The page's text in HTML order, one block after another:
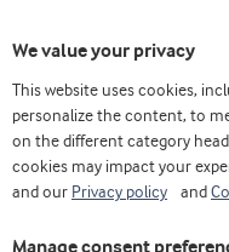
Casa Nosotros
Press releases
No solo para bebés: Arla Foods
durante toda la vida
We value your privacy
This website uses cookies,
personalize the content, to
on the different category
cookies may impact your
and our Privacy policy and
Manage consent